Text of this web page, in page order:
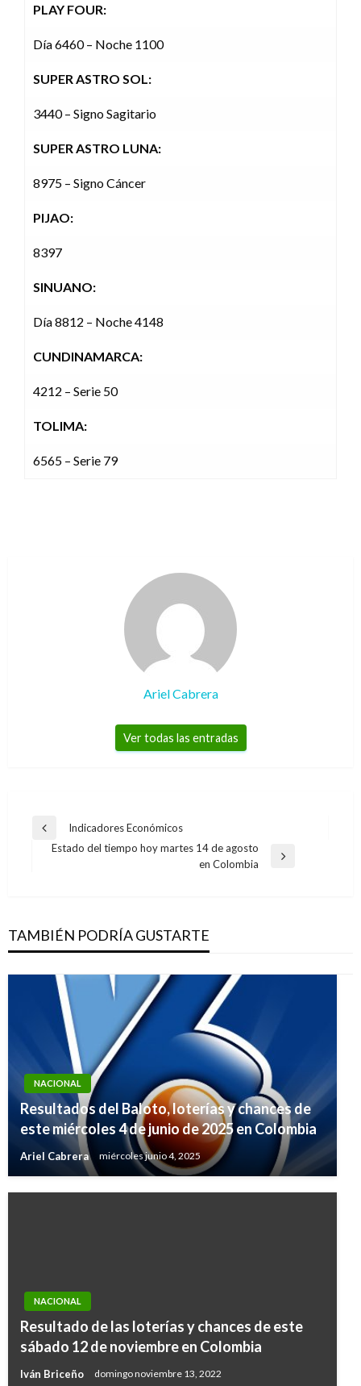
PLAY FOUR:
Día 6460 – Noche 1100
SUPER ASTRO SOL:
3440 – Signo Sagitario
SUPER ASTRO LUNA:
8975 – Signo Cáncer
PIJAO:
8397
SINUANO:
Día 8812 – Noche 4148
CUNDINAMARCA:
4212 – Serie 50
TOLIMA:
6565 – Serie 79
Ariel Cabrera
Ver todas las entradas
Navegación
Entrada
anterior
Indicadores Económicos
Estado del tiempo hoy martes 14 de agosto
en Colombia
TAMBIÉN PODRÍA GUSTARTE
NACIONAL
Resultados del Baloto, loterías y chances de
este miércoles 4 de junio de 2025 en Colombia
Ariel Cabrera miércoles junio 4, 2025
NACIONAL
Resultado de las loterías y chances de este
sábado 12 de noviembre en Colombia
Iván Briceño domingo noviembre 13, 2022
Resultados de las loterías y chances de este